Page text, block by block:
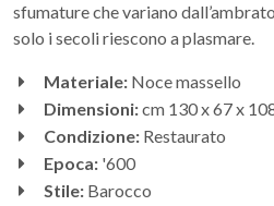
sfumature che variano
solo i secoli riescono a plasmare.
Materiale: Noce massello
Dimensioni:cm 130 x 67 x
Condizione: Restaurato
Epoca: '600
Stile: Barocco